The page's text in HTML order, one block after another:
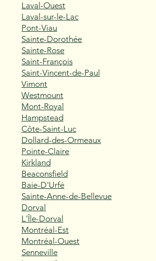
Laval-Ouest
Laval-sur-le-Lac
Pont-Viau
Sainte-Dorothée
Sainte-Rose
Saint-François
Saint-Vincent-de-Paul
Vimont
Westmount
Mont-Royal
Hampstead
Côte-Saint-Luc
Dollard-des-Ormeaux
Pointe-Claire
Kirkland
Beaconsfield
Baie-D'Urfé
Sainte-Anne-de-Bellevue
Dorval
L'Île-Dorval
Montréal-Est
Montréal-Ouest
Senneville